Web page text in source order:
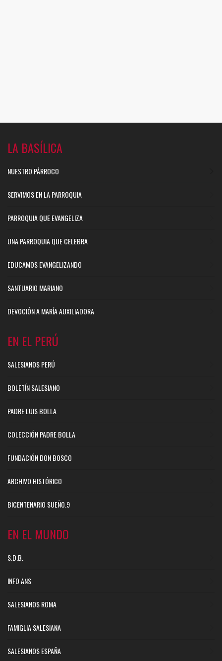
LA BASÍLICA
NUESTRO PÁRROCO
SERVIMOS EN LA PARROQUIA
PARROQUIA QUE EVANGELIZA
UNA PARROQUIA QUE CELEBRA
EDUCAMOS EVANGELIZANDO
SANTUARIO MARIANO
DEVOCIÓN A MARÍA AUXILIADORA
EN EL PERÚ
SALESIANOS PERÚ
BOLETÍN SALESIANO
PADRE LUIS BOLLA
COLECCIÓN PADRE BOLLA
FUNDACIÓN DON BOSCO
ARCHIVO HISTÓRICO
BICENTENARIO SUEÑO.9
EN EL MUNDO
S.D.B.
INFO ANS
SALESIANOS ROMA
FAMIGLIA SALESIANA
SALESIANOS ESPAÑA